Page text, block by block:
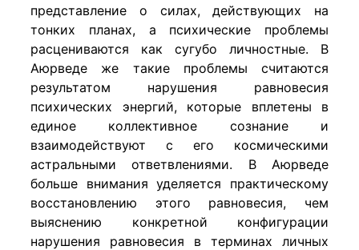
представление о силах, действующих на
тонких планах, а психические проблемы
расцениваются как сугубо личностные. В
Аюрведе же такие проблемы считаются
результатом нарушения равновесия
психических энергий, которые вплетены в
единое коллективное сознание и
взаимодействуют с его космическими
астральными ответвлениями. В Аюрведе
больше внимания уделяется практическому
восстановлению этого равновесия, чем
выяснению конкретной конфигурации
нарушения равновесия в терминах личных